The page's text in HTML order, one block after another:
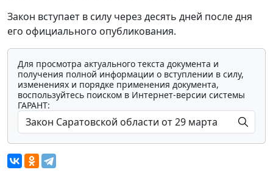
Закон вступает в силу через десять дней после дня
его официального опубликования.
Для просмотра актуального текста документа и
получения полной информации о вступлении в силу,
изменениях и порядке применения документа,
воспользуйтесь поиском в Интернет-версии системы
ГАРАНТ:
Мы обрабатываем локальные данные